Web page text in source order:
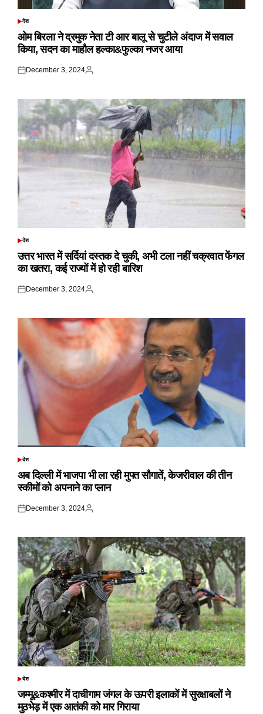
POSTED
देश
ओम बिरला ने द्रमुक नेता टी आर बालू से चुटीले अंदाज में सवाल
किया, सदन का माहौल हल्का&फुल्का नजर आया
Posted
December 3, 2024
Posted
POSTED
देश
उत्तर भारत में सर्दियां दस्तक दे चुकी, अभी टला नहीं चक्रवात फेंगल
का खतरा, कई राज्यों में हो रही बारिश
Posted
December 3, 2024
Posted
POSTED
देश
अब दिल्ली में भाजपा भी ला रही मुफ्त सौगातें, केजरीवाल की तीन
स्कीमों को अपनाने का प्लान
Posted
December 3, 2024
Posted
POSTED
देश
जम्मू&कश्मीर में दाचीगाम जंगल के ऊपरी इलाकों में सुरक्षाबलों ने
मुठभेड़ में एक आतंकी को मार गिराया